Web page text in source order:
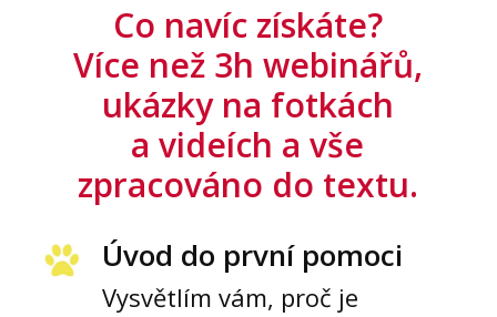
Co navíc získáte?
Více než 3h webinářů,
ukázky na fotkách
a videích a vše
zpracováno do textu.
Úvod do první pomoci
Vysvětlím vám, proč je